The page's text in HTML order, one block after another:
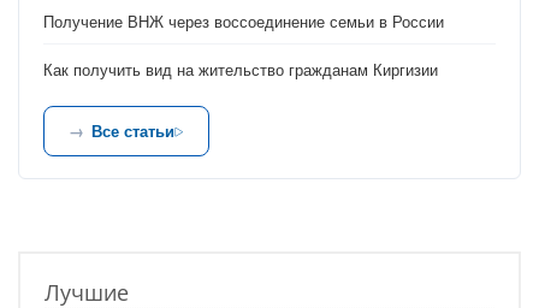
Получение ВНЖ через воссоединение семьи в России
Как получить вид на жительство гражданам Киргизии
Все статьи
Лучшие